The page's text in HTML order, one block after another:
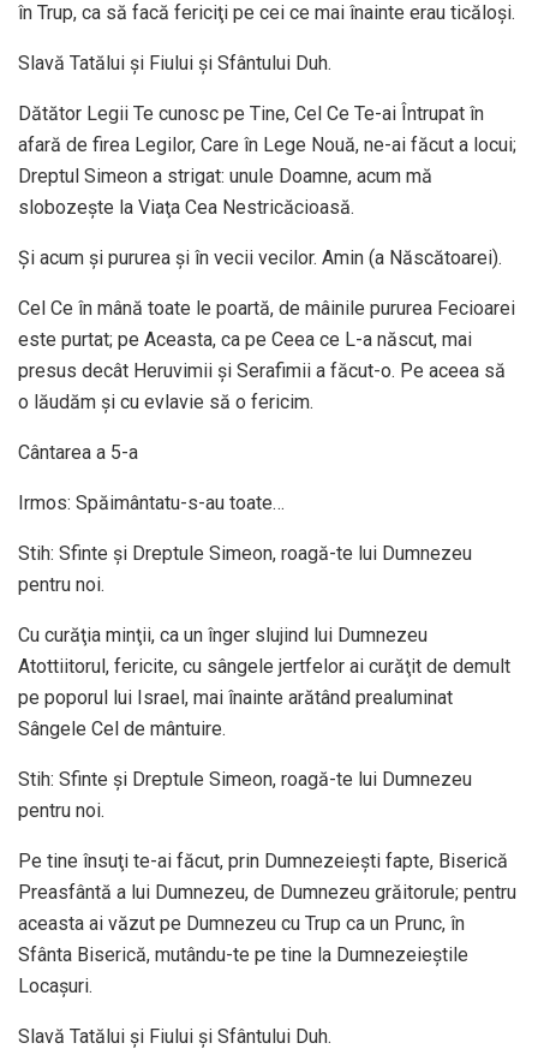
în Trup, ca să facă fericiţi pe cei ce mai înainte erau ticăloşi.
Slavă Tatălui şi Fiului şi Sfântului Duh.
Dătător Legii Te cunosc pe Tine, Cel Ce Te-ai Întrupat în
afară de firea Legilor, Care în Lege Nouă, ne-ai făcut a locui;
Dreptul Simeon a strigat: unule Doamne, acum mă
slobozeşte la Viaţa Cea Nestricăcioasă.
Şi acum şi pururea şi în vecii vecilor. Amin (a Născătoarei).
Cel Ce în mână toate le poartă, de mâinile pururea Fecioarei
este purtat; pe Aceasta, ca pe Ceea ce L-a născut, mai
presus decât Heruvimii şi Serafimii a făcut-o. Pe aceea să
o lăudăm şi cu evlavie să o fericim.
Cântarea a 5-a
Irmos: Spăimântatu-s-au toate…
Stih: Sfinte şi Dreptule Simeon, roagă-te lui Dumnezeu
pentru noi.
Cu curăţia minţii, ca un înger slujind lui Dumnezeu
Atottiitorul, fericite, cu sângele jertfelor ai curăţit de demult
pe poporul lui Israel, mai înainte arătând prealuminat
Sângele Cel de mântuire.
Stih: Sfinte şi Dreptule Simeon, roagă-te lui Dumnezeu
pentru noi.
Pe tine însuţi te-ai făcut, prin Dumnezeieşti fapte, Biserică
Preasfântă a lui Dumnezeu, de Dumnezeu grăitorule; pentru
aceasta ai văzut pe Dumnezeu cu Trup ca un Prunc, în
Sfânta Biserică, mutându-te pe tine la Dumnezeieştile
Locaşuri.
Slavă Tatălui şi Fiului şi Sfântului Duh.